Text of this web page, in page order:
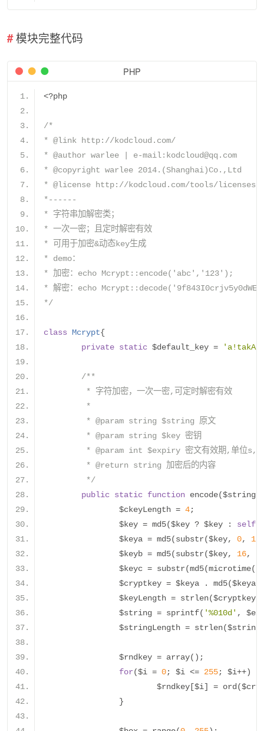
模块完整代码
PHP
<?php
/*
* @link http://kodcloud.com/
* @author warlee | e-mail:kodcloud@qq.com
* @copyright warlee 2014.(Shanghai)Co.,Ltd
* @license http://kodcloud.com/tools/
*------
* 字符串加解密类；
* 一次一密；且定时解密有效
* 可用于加密&动态key生成
* 加密：echo Mcrypt::encode('abc','123');
* 解密：echo
*/
class Mcrypt{
private static $default_key =
/**
	 * 字符加密，一次一密,可定时解密有效
	 *
	 * @param string $string 原文
	 * @param string $key 密钥
* @param int $expiry 密文有效期,单位s,0
	 * @return string 加密后的内容
	 */
public static function encode($string,
		$ckeyLength
= 4;
		$key
= md5($key ? $key : self
		$keya
= md5(substr($key, 0, 16
		$keyb
= md5(substr($key, 16,
		$keyc
= substr(md5(microtime
		$cryptkey
= $keya . md5($keya
		$keyLength
= strlen($cryptkey
		$string
= sprintf( '%010d' ,
		$stringLength
= strlen($string
		$rndkey
= array();
for($i = 0; $i <= 255; $i++)
			$rndkey
[$i] = ord(
}